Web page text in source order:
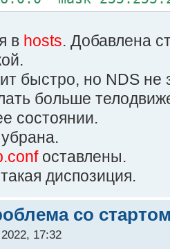
в hosts. Добавлена
быстро, но NDS не
больше
состоянии.
убрана.
оставлены.
диспозиция.
со
17:32